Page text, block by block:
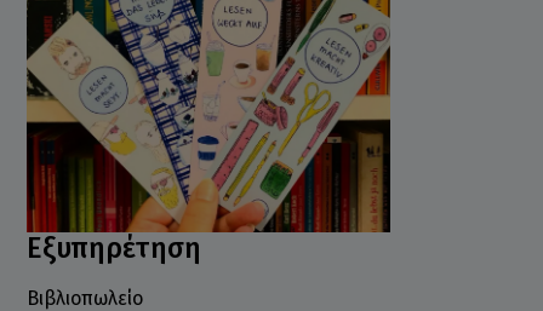
Εξυπηρέτηση
Βιβλιοπωλείο